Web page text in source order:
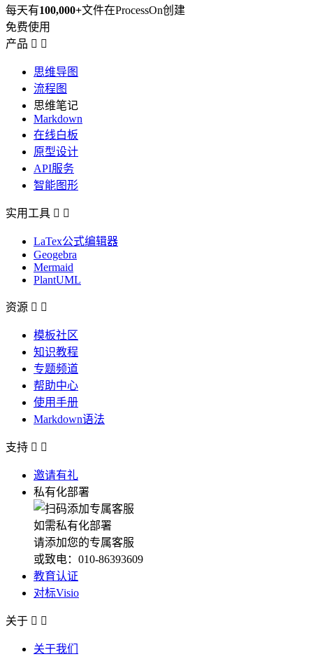
每天有100,000+文件在ProcessOn创建
免费使用
产品  
思维导图
流程图
思维笔记
Markdown
在线白板
原型设计
API服务
智能图形
实用工具  
LaTex公式编辑器
Geogebra
Mermaid
PlantUML
资源  
模板社区
知识教程
专题频道
帮助中心
使用手册
Markdown语法
支持  
邀请有礼
私有化部署
如需私有化部署
请添加您的专属客服
或致电：010-86393609
教育认证
对标Visio
关于  
关于我们